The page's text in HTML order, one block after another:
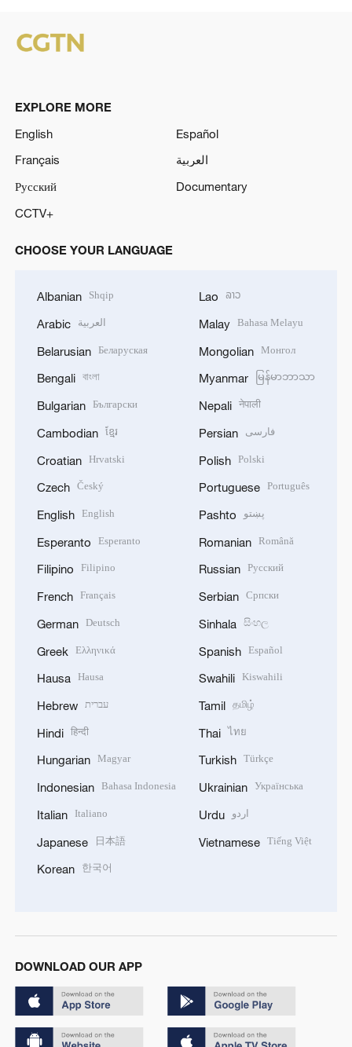
EXPLORE MORE
English
Español
Français
العربية
Русский
Documentary
CCTV+
CHOOSE YOUR LANGUAGE
Albanian Shqip
Arabic العربية
Belarusian Беларуская
Bengali বাংলা
Bulgarian Български
Cambodian ខ្មែរ
Croatian Hrvatski
Czech Český
English English
Esperanto Esperanto
Filipino Filipino
French Français
German Deutsch
Greek Ελληνικά
Hausa Hausa
Hebrew עברית
Hindi हिन्दी
Hungarian Magyar
Indonesian Bahasa Indonesia
Italian Italiano
Japanese 日本語
Korean 한국어
Lao ລາວ
Malay Bahasa Melayu
Mongolian Монгол
Myanmar မြန်မာဘာသာ
Nepali नेपाली
Persian فارسی
Polish Polski
Portuguese Português
Pashto پښتو
Romanian Română
Russian Русский
Serbian Српски
Sinhala සිංහල
Spanish Español
Swahili Kiswahili
Tamil தமிழ்
Thai ไทย
Turkish Türkçe
Ukrainian Українська
Urdu اردو
Vietnamese Tiếng Việt
DOWNLOAD OUR APP